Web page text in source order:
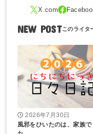
NEW POST
2026年7月30日
風邪をひいたのは、家族で